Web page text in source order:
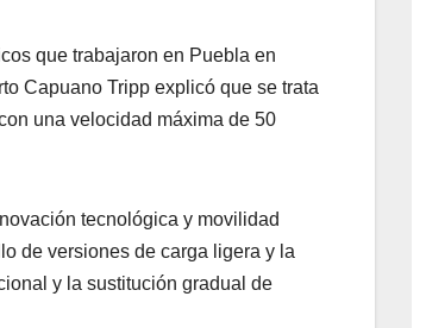
que trabajaron en Puebla en
Capuano Tripp explicó que se trata
una velocidad máxima de 50
tecnológica y movilidad
de versiones de carga ligera y la
y la sustitución gradual de